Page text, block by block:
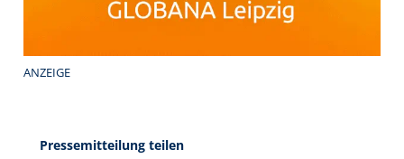
ANZEIGE
Pressemitteilung teilen